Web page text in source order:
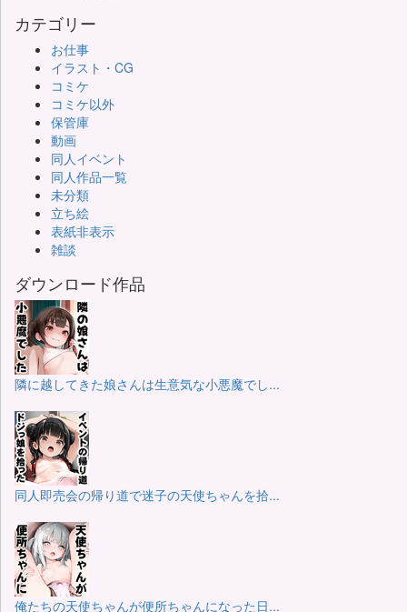
カテゴリー
お仕事
イラスト・CG
コミケ
コミケ以外
保管庫
動画
同人イベント
同人作品一覧
未分類
立ち絵
表紙非表示
雑談
ダウンロード作品
隣に越してきた娘さんは生意気な小悪魔でし...
同人即売会の帰り道で迷子の天使ちゃんを拾...
俺たちの天使ちゃんが便所ちゃんになった日...